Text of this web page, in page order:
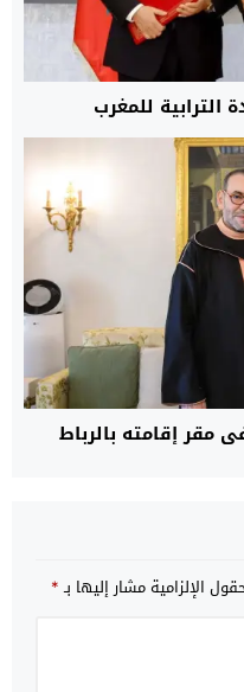
للمغرب
مقر إقامته بالرباط
الإلزامية مشار إليها بـ*